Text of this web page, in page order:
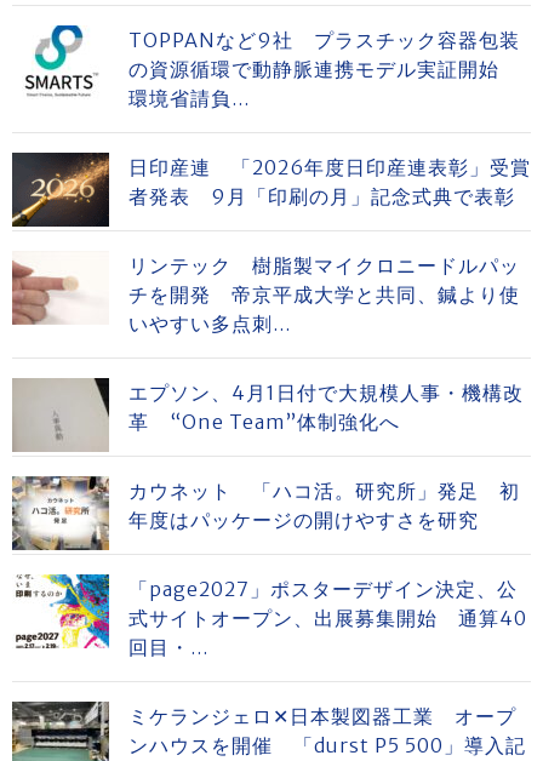
TOPPANなど9社 プラスチック容器包装
の資源循環で動静脈連携モデル実証開始
環境省請負...
日印産連 「2026年度日印産連表彰」受賞
者発表 9月「印刷の月」記念式典で表彰
リンテック 樹脂製マイクロニードルパッ
チを開発 帝京平成大学と共同、鍼より使
いやすい多点刺...
エプソン、4月1日付で大規模人事・機構改
革 “One Team”体制強化へ
カウネット 「ハコ活。研究所」発足 初
年度はパッケージの開けやすさを研究
「page2027」ポスターデザイン決定、公
式サイトオープン、出展募集開始 通算40
回目・...
ミケランジェロ✕日本製図器工業 オープ
ンハウスを開催 「durst P5 500」導入記